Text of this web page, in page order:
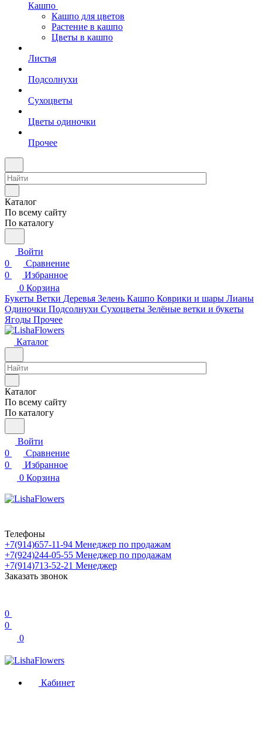
Кашпо
Кашпо для цветов
Растение в кашпо
Цветы в кашпо
Листья
Подсолнухи
Сухоцветы
Цветы одиночки
Прочее
Каталог
По всему сайту
По каталогу
Войти
0
Сравнение
0
Избранное
0 Корзина
Букеты Ветки Деревья Зелень Кашпо Коврики и шары Лианы
Одиночки Подсолнухи Сухоцветы Зелёные ветки и букеты
Ягоды Прочее
Каталог
Каталог
По всему сайту
По каталогу
Войти
0
Сравнение
0
Избранное
0 Корзина
Телефоны
+7(914)657-11-94 Менеджер по продажам
+7(924)244-05-55 Менеджер по продажам
+7(914)713-52-21 Менеджер
Заказать звонок
0
0
0
Кабинет